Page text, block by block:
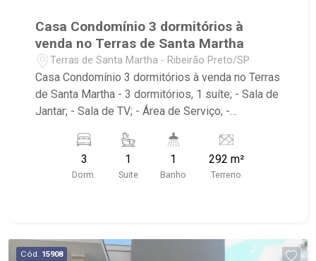
Casa Condomínio 3 dormitórios à
venda no Terras de Santa Martha
Terras de Santa Martha - Ribeirão Preto/SP
Casa Condomínio 3 dormitórios à venda no Terras
de Santa Martha - 3 dormitórios, 1 suíte; - Sala de
Jantar; - Sala de TV; - Área de Serviço; -
Concept e Sabin, entre Ribeirão Shopping e
Shopping Iguatemi.
3
Dorm.
1
Suite
1
Banho
292 m²
Terreno
Cód. 15908